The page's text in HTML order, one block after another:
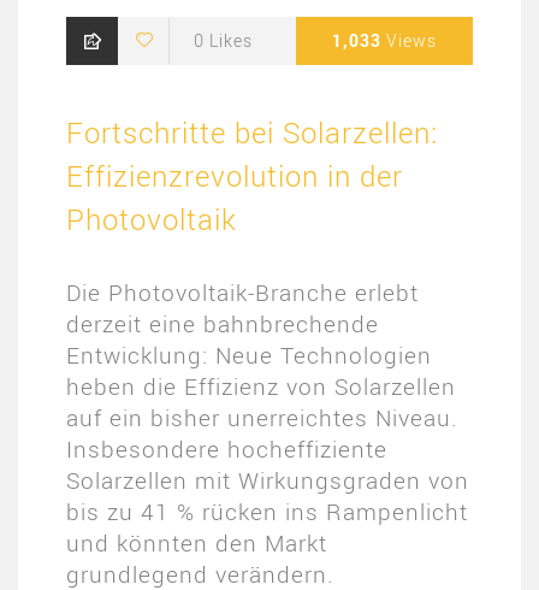
0 Likes 1,033 Views
Fortschritte bei Solarzellen:
Effizienzrevolution in der
Photovoltaik
Die Photovoltaik-Branche erlebt
derzeit eine bahnbrechende
Entwicklung: Neue Technologien
heben die Effizienz von Solarzellen
auf ein bisher unerreichtes Niveau.
Insbesondere hocheffiziente
Solarzellen mit Wirkungsgraden von
bis zu 41 % rücken ins Rampenlicht
und könnten den Markt
grundlegend verändern.